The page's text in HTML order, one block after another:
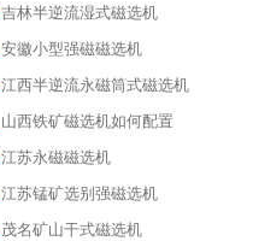
吉林半逆流湿式磁选机
安徽小型强磁磁选机
江西半逆流永磁筒式磁选机
山西铁矿磁选机如何配置
江苏永磁磁选机
江苏锰矿选别强磁选机
茂名矿山干式磁选机